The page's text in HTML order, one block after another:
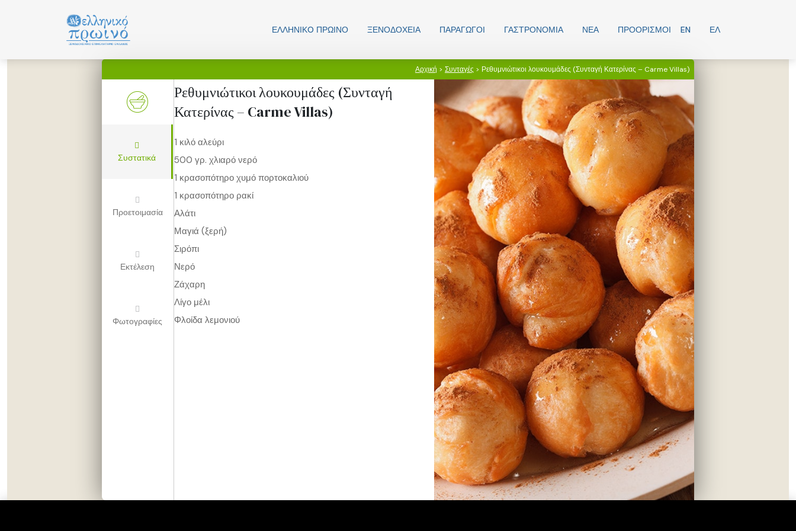
ΕΛΛΗΝΙΚO ΠΡΩΙΝΟ ΞΕΝΟΔΟΧΕΊΑ ΠΑΡΑΓΩΓΟΊ ΓΑΣΤΡΟΝΟΜΊΑ ΝΕΑ ΠΡΟΟΡΙΣΜΟΊ EN ΕΛ
Αρχική > Συνταγές > Ρεθυμνιώτικοι λουκουμάδες (Συνταγή Κατερίνας – Carme Villas)
Συστατικά
Προετοιμασία
Εκτέλεση
Φωτογραφίες
Ρεθυμνιώτικοι λουκουμάδες (Συνταγή
Κατερίνας – Carme Villas)
1 κιλό αλεύρι
500 γρ. χλιαρό νερό
1 κρασοπότηρο χυμό πορτοκαλιού
1 κρασοπότηρο ρακί
Αλάτι
Μαγιά (ξερή)
Σιρόπι
Νερό
Ζάχαρη
Λίγο μέλι
Φλοίδα λεμονιού